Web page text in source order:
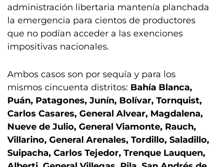
administración libertaria mantenía planchada
la emergencia para cientos de productores
que no podían acceder a las exenciones
impositivas nacionales.
Ambos casos son por sequía y para los
mismos cincuenta distritos: Bahía Blanca,
Puán, Patagones, Junín, Bolívar, Tornquist,
Carlos Casares, General Alvear, Magdalena,
Nueve de Julio, General Viamonte, Rauch,
Villarino, General Arenales, Tordillo, Saladillo,
Suipacha, Carlos Tejedor, Trenque Lauquen,